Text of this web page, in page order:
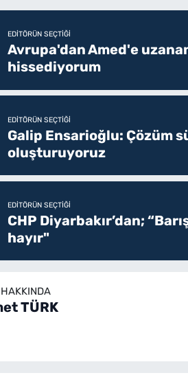
EDITÖRÜN SEÇTIĞI
Avrupa'dan Amed'e
hissediyorum
EDITÖRÜN SEÇTIĞI
Galip Ensarioğlu: Çözüm
oluşturuyoruz
EDITÖRÜN SEÇTIĞI
CHP Diyarbakır’dan;
hayır"
TÜRK